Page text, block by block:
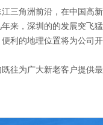
三角洲前沿，在中国高
来，深圳的的发展突飞
利的地理位置将为公司
往为广大新老客户提供